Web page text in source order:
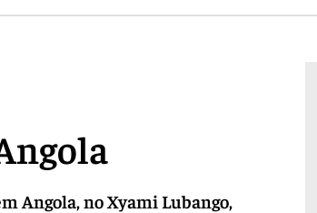
Angola, no Xyami Lubango,